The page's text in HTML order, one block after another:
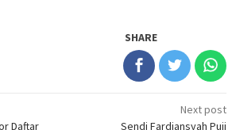
SHARE
Daftar
Next post
Sendi Fardiansyah Puji